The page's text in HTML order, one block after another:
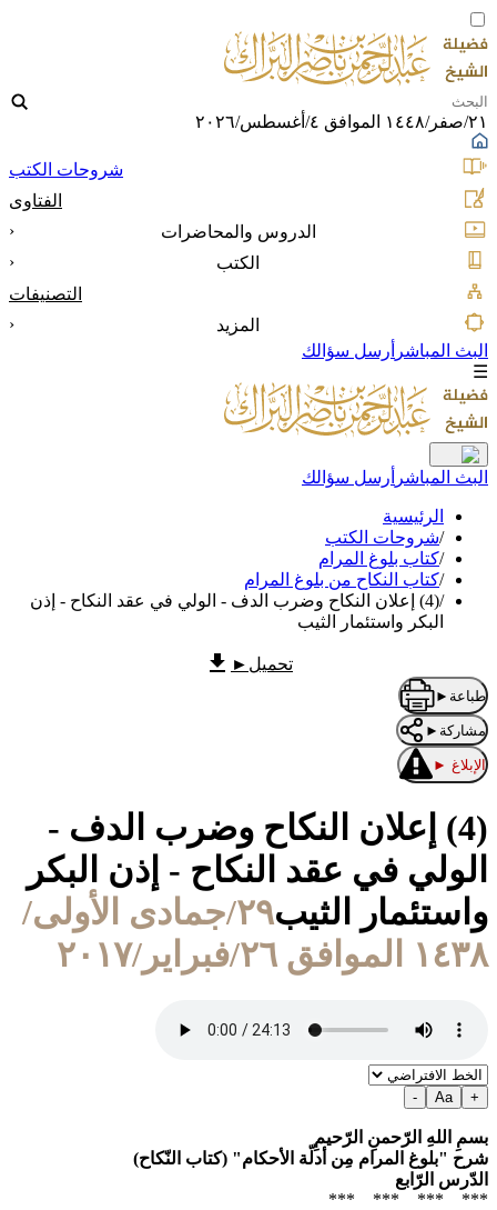
٢١/صفر/١٤٤٨ الموافق ٤/أغسطس/٢٠٢٦
شروحات الكتب
الفتاوى
الدروس والمحاضرات
‹
الكتب
‹
التصنيفات
المزيد
‹
البث المباشر أرسل سؤالك
☰
البث المباشر أرسل سؤالك
الرئيسية
/شروحات الكتب
/كتاب بلوغ المرام
/كتاب النكاح من بلوغ المرام
/
(4) إعلان النكاح وضرب الدف - الولي في عقد النكاح - إذن
البكر واستئمار الثيب
تحميل ►
طباعة ►
مشاركة ►
الإبلاغ ►
(4) إعلان النكاح وضرب الدف -
الولي في عقد النكاح - إذن البكر
واستئمار الثيب
٢٩/جمادى الأولى/
١٤٣٨ الموافق ٢٦/فبراير/٢٠١٧
+
Aa
-
بسمِ اللهِ الرّحمنِ الرّحيمِ
شرح "بلوغ المرام مِن أدلّة الأحكام" (كتاب النّكاح)
الدّرس الرّابع
*** *** *** ***